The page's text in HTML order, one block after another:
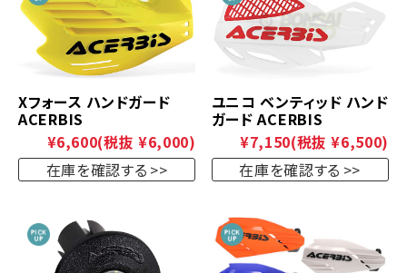
Xフォース ハンドガード
ACERBIS
¥6,600(税抜 ¥6,000)
在庫を確認する
ユニコ ベンティッド ハンド
ガード ACERBIS
¥7,150(税抜 ¥6,500)
在庫を確認する